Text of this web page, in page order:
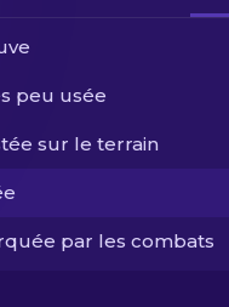
peu usée
sur le terrain
par les combats